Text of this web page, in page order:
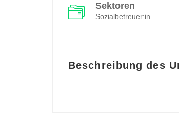
Sektoren
Sozialbetreuer:in
Beschreibung des